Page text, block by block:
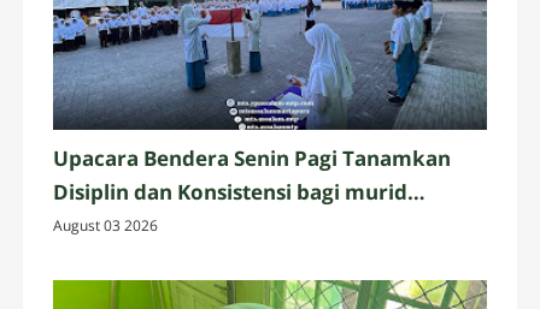
Upacara Bendera Senin Pagi Tanamkan
Disiplin dan Konsistensi bagi murid
Assalam Martapura
August 03 2026